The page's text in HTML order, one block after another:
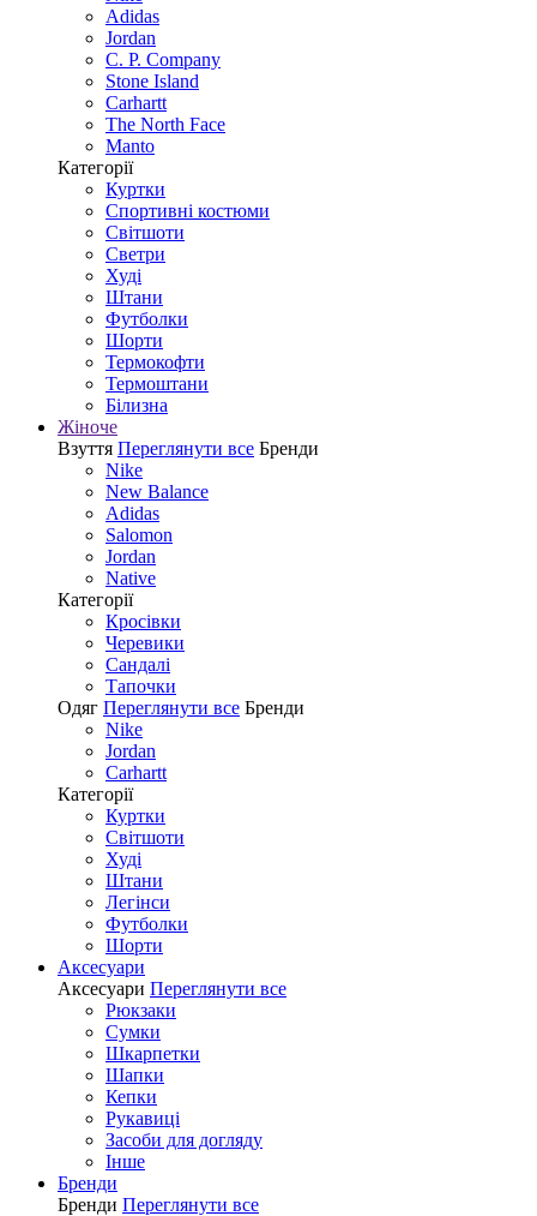
Adidas
Jordan
C. P. Company
Stone Island
Carhartt
The North Face
Manto
Категорії
Куртки
Спортивні костюми
Світшоти
Светри
Худі
Штани
Футболки
Шорти
Термокофти
Термоштани
Білизна
Жіноче
Взуття Переглянути все Бренди
Nike
New Balance
Adidas
Salomon
Jordan
Native
Категорії
Кросівки
Черевики
Сандалі
Tапочки
Одяг Переглянути все Бренди
Nike
Jordan
Carhartt
Категорії
Куртки
Світшоти
Худі
Штани
Легінси
Футболки
Шорти
Аксесуари
Аксесуари Переглянути все
Рюкзаки
Сумки
Шкарпетки
Шапки
Кепки
Рукавиці
Засоби для догляду
Інше
Бренди
Бренди Переглянути все